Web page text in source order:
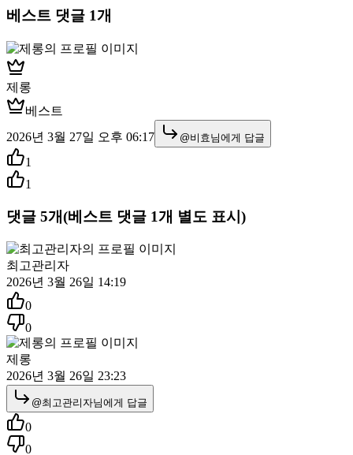
베스트 댓글 1개
제롱
베스트
2026년 3월 27일 오후 06:17
@비효님에게 답글
1
1
댓글 5개(베스트 댓글 1개 별도 표시)
최고관리자
2026년 3월 26일 14:19
0
0
제롱
2026년 3월 26일 23:23
@최고관리자님에게 답글
0
0